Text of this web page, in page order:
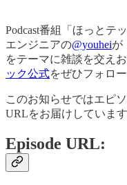
Podcast番組「ほっとテ
エンジニアの@youheiが
をテーマに雑談を交えお
ック公式をぜひフォロ
このお知らせではエピ
URLをお届けしています
Episode URL: